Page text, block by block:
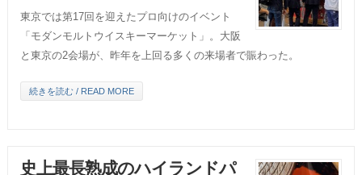
東京では第17回を迎えたプロ向けのイベント
「モダンモルトウイスキーマーケット」。大阪
と東京の2会場が、昨年を上回る多くの来場者で賑わった。
続きを読む / READ MORE
史上最長熟成のハイランドパ